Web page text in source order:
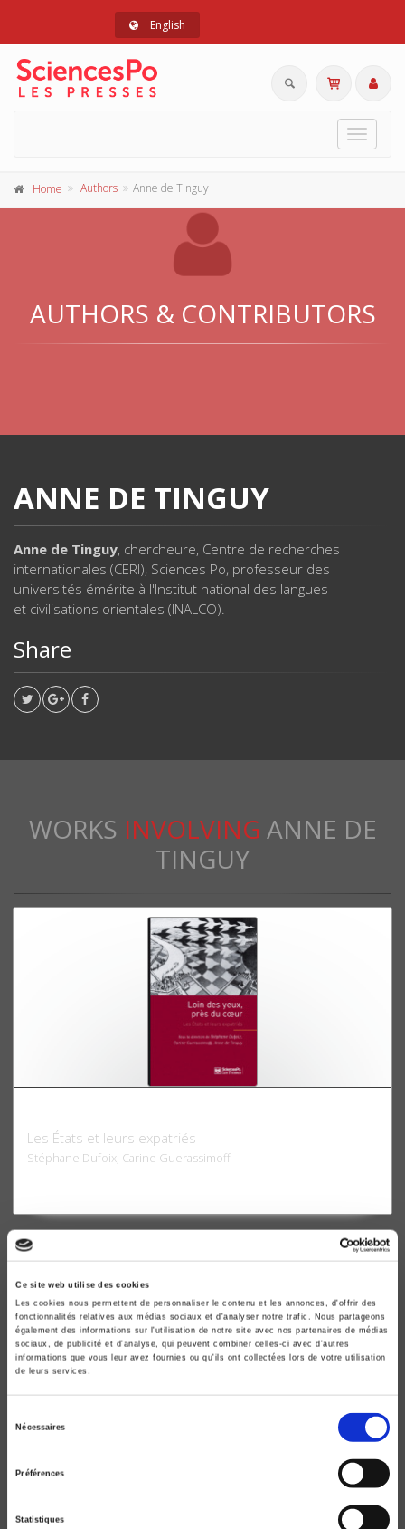
Ce site web utilise des cookies
Les cookies nous permettent de personnaliser le contenu et les annonces, d'offrir des
fonctionnalités relatives aux médias sociaux et d'analyser notre trafic. Nous partageons
également des informations sur l'utilisation de notre site avec nos partenaires de médias
sociaux, de publicité et d'analyse, qui peuvent combiner celles-ci avec d'autres
informations que vous leur avez fournies ou qu'ils ont collectées lors de votre utilisation
de leurs services.
Nécessaires
Préférences
Statistiques
English
Toggle
Home Authors Anne de Tinguy
AUTHORS & CONTRIBUTORS
ANNE DE TINGUY
Anne de Tinguy, chercheure, Centre de recherches
internationales (CERI), Sciences Po, professeur des
universités émérite à l'Institut national des langues
et civilisations orientales (INALCO).
Share
WORKS INVOLVING ANNE DE
TINGUY
Les États et leurs expatriés
Stéphane Dufoix, Carine Guerassimoff